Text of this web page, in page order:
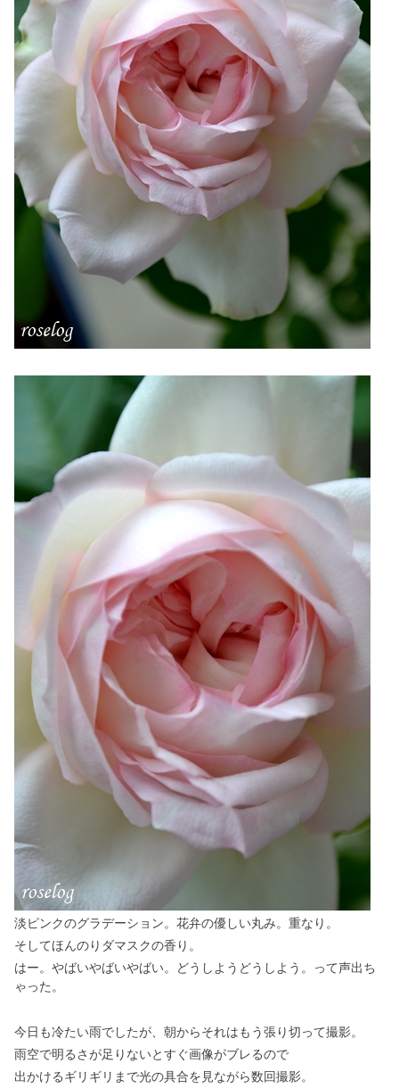
淡ピンクのグラデーション。花弁の優しい丸み。重なり。
そしてほんのりダマスクの香り。
はー。やばいやばいやばい。どうしようどうしよう。って声出ち
ゃった。
今日も冷たい雨でしたが、朝からそれはもう張り切って撮影。
雨空で明るさが足りないとすぐ画像がブレるので
出かけるギリギリまで光の具合を見ながら数回撮影。